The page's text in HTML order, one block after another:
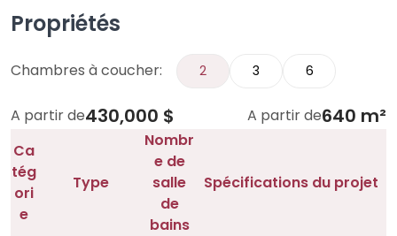
Propriétés
Chambres à coucher: 2 3 6
A partir de430,000 $ A partir de640 m²
Ca
tég
ori
e
Type
Nombr
e de
salle
de
bains
Spécifications du projet